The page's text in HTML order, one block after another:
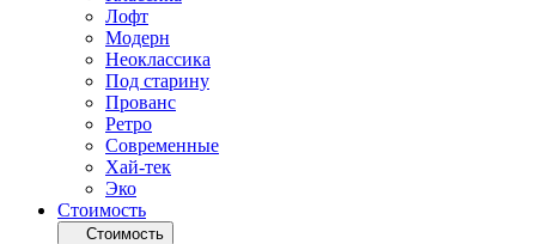
Лофт
Модерн
Неоклассика
Под старину
Прованс
Ретро
Современные
Хай-тек
Эко
Стоимость
Стоимость